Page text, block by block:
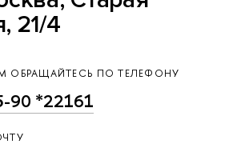
21/4
ОБРАЩАЙТЕСЬ ПО ТЕЛЕФОНУ
90 *22161